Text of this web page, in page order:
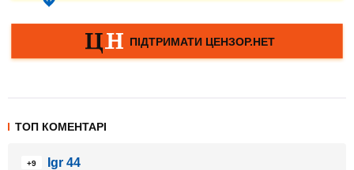
ТОП КОМЕНТАРІ
+9
Igr 44